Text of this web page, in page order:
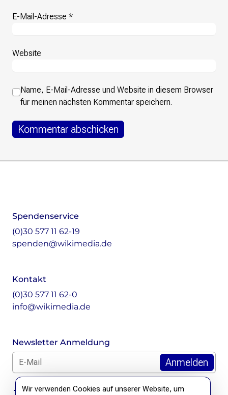
E-Mail-Adresse *
Website
Name, E-Mail-Adresse und Website in diesem Browser
für meinen nächsten Kommentar speichern.
Spendenservice
(0)30 577 11 62-19
spenden@wikimedia.de
Kontakt
(0)30 577 11 62-0
info@wikimedia.de
Newsletter Anmeldung
E-Mail für Newsletter *
DSGVO Hinweis
Wir verwenden Cookies auf unserer Website, um